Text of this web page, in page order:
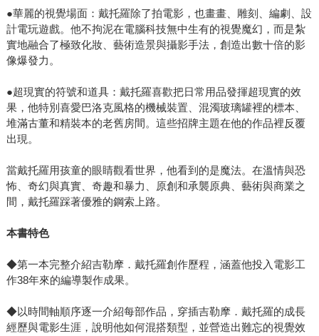
●華麗的視覺場面：戴托羅除了拍電影，也畫畫、雕刻、編劇、設
計電玩遊戲。他不拘泥在電腦科技無中生有的視覺魔幻，而是紮
實地融合了極致化妝、藝術造景與攝影手法，創造出數十倍的影
像爆發力。
●超現實的符號和道具：戴托羅喜歡把日常用品發揮超現實的效
果，他特別喜愛巴洛克風格的機械裝置、混濁玻璃罐裡的標本、
堆滿古董和精裝本的老舊房間。這些招牌主題在他的作品裡反覆
出現。
當戴托羅用孩童的眼睛觀看世界，他看到的是魔法。在溫情與恐
怖、奇幻與真實、奇趣和暴力、原創和承襲原典、藝術與商業之
間，戴托羅踩著優雅的鋼索上路。
本書特色
◆第一本完整介紹吉勒摩．戴托羅創作歷程，涵蓋他投入電影工
作38年來的編導製作成果。
◆以時間軸順序逐一介紹每部作品，穿插吉勒摩．戴托羅的成長
經歷與電影生涯，說明他如何混搭類型，並營造出難忘的視覺效